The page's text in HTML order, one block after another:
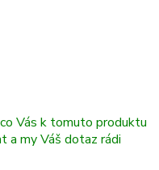
Vás k tomuto produktu
a my Váš dotaz rádi